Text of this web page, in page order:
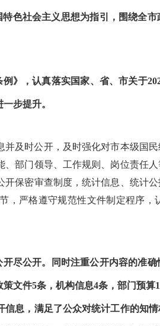
色社会主义思想为指引，围绕全
》，认真落实国家、省、市关于
步提升。
及时公开，及时强化对市本级国
部门领导、工作规则、岗位责任
保密审查制度，统计信息、统计
，严格遵守规范性文件制定程序
尽公开。同时注重公开内容的准
文件5条，机构信息4条，部门预算
息，满足了公众对统计工作的知